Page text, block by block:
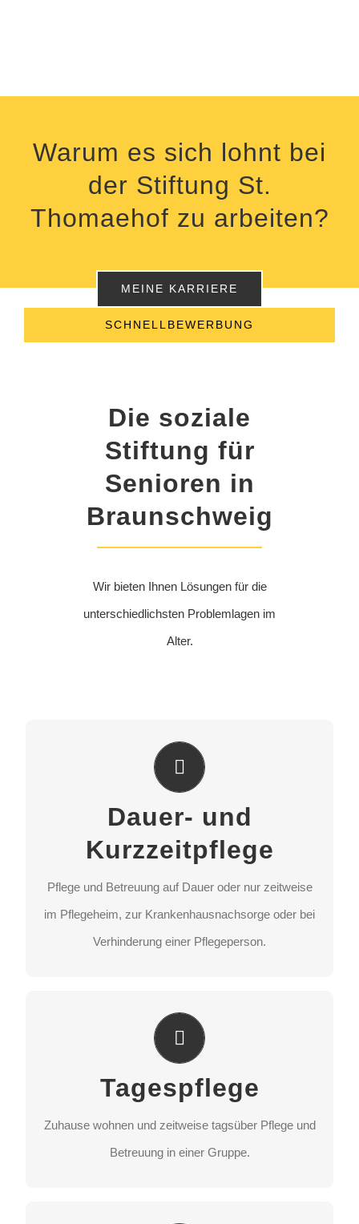
Warum es sich lohnt bei
der Stiftung St.
Thomaehof zu arbeiten?
MEINE KARRIERE
SCHNELLBEWERBUNG
Die soziale
Stiftung für
Senioren in
Braunschweig
Wir bieten Ihnen Lösungen für die
unterschiedlichsten Problemlagen im
Alter.
Dauer- und
Kurzzeitpflege
Pflege und Betreuung auf Dauer oder nur zeitweise
im Pflegeheim, zur Krankenhausnachsorge oder bei
Verhinderung einer Pflegeperson.
Dauer- und Kurzzeitpflege
Pflege und Betreuung auf Dauer oder nur zeitweise
im Pflegeheim, zur Krankenhausnachsorge oder bei
Verhinderung einer Pflegeperson.
STANDORT AUSWÄHLEN
Tagespflege
Zuhause wohnen und zeitweise tagsüber Pflege und
Betreuung in einer Gruppe.
Tagespflege
Zuhause wohnen und zeitweise tagsüber Pflege und
Betreuung in einer Gruppe.
STANDORT AUSWÄHLEN